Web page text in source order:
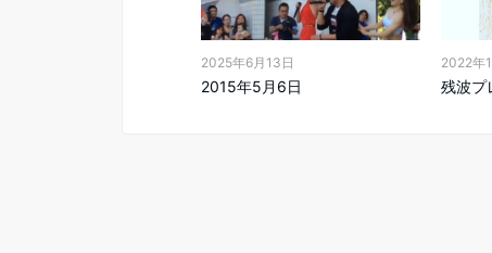
2025年6月13日
2015年5月6日
2022年
残波プ